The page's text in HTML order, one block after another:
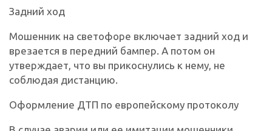
Задний ход
Мошенник на светофоре включает задний ход и
врезается в передний бампер. А потом он
утверждает, что вы прикоснулись к нему, не
соблюдая дистанцию.
Оформление ДТП по европейскому протоколу